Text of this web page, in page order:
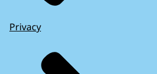
Privacy